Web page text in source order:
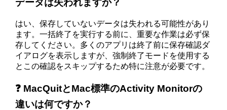
データは失われますか？
はい、保存していないデータは失われる可能性があり
ます。一括終了を実行する前に、重要な作業は必ず保
存してください。多くのアプリは終了前に保存確認ダ
イアログを表示しますが、強制終了モードを使用する
とこの確認をスキップするため特に注意が必要です。
❓ MacQuitとMac標準のActivity Monitorの
違いは何ですか？